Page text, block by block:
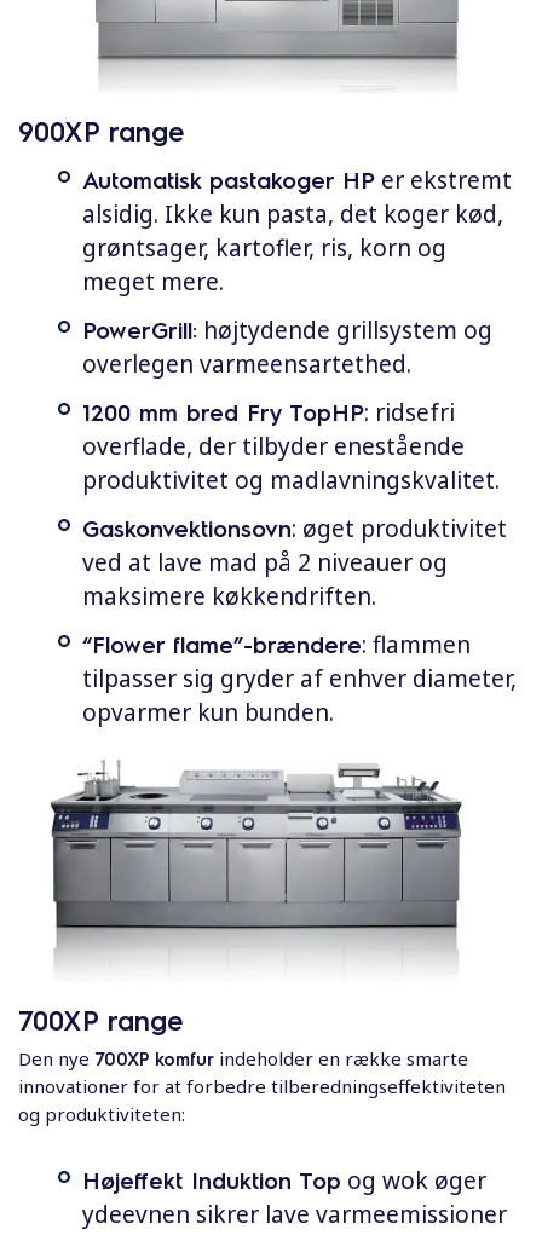
900XP range
Automatisk pastakoger HP er ekstremt
alsidig. Ikke kun pasta, det koger kød,
grøntsager, kartofler, ris, korn og
meget mere.
PowerGrill: højtydende grillsystem og
overlegen varmeensartethed.
1200 mm bred Fry TopHP: ridsefri
overflade, der tilbyder enestående
produktivitet og madlavningskvalitet.
Gaskonvektionsovn: øget produktivitet
ved at lave mad på 2 niveauer og
maksimere køkkendriften.
“Flower flame”-brændere: flammen
tilpasser sig gryder af enhver diameter,
opvarmer kun bunden.
700XP range
Den nye 700XP komfur indeholder en række smarte
innovationer for at forbedre tilberedningseffektiviteten
og produktiviteten:
Højeffekt Induktion Top og wok øger
ydeevnen sikrer lave varmeemissioner